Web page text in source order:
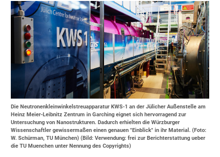
Die Neutronenkleinwinkelstreuapparatur KWS-1 an der Jülicher Außenstelle am
Heinz Meier-Leibnitz Zentrum in Garching eignet sich hervorragend zur
Untersuchung von Nanostrukturen. Dadurch erhielten die Würzburger
Wissenschaftler gewissermaßen einen genauen "Einblick" in ihr Material. (Foto:
W. Schürman, TU München) (Bild: Verwendung: frei zur Berichterstattung ueber
die TU Muenchen unter Nennung des Copyrights)